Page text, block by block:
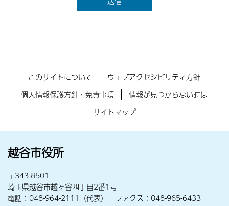
このサイトについて
ウェブアクセシビリティ方針
個人情報保護方針・免責事項
情報が見つからない時は
サイトマップ
越谷市役所
〒343-8501
埼玉県越谷市越ヶ谷四丁目2番1号
電話：048-964-2111（代表） ファクス：048-965-6433